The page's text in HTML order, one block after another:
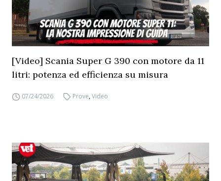
[Video] Scania Super G 390 con motore da 11
litri: potenza ed efficienza su misura
07/24/2026 Prove,Video